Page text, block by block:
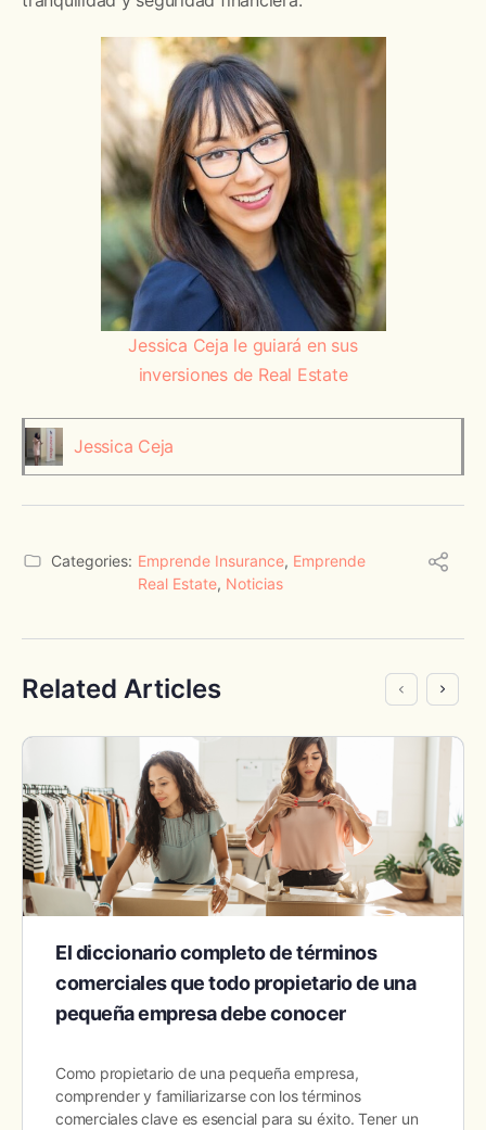
Jessica Ceja le guiará en sus
inversiones de Real Estate
Jessica Ceja
Categories: Emprende Insurance, Emprende
Real Estate, Noticias
Related Articles
El diccionario completo de términos
comerciales que todo propietario de una
pequeña empresa debe conocer
Como propietario de una pequeña empresa,
comprender y familiarizarse con los términos
comerciales clave es esencial para su éxito. Tener un